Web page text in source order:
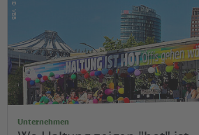
©
VBB
Unternehmen